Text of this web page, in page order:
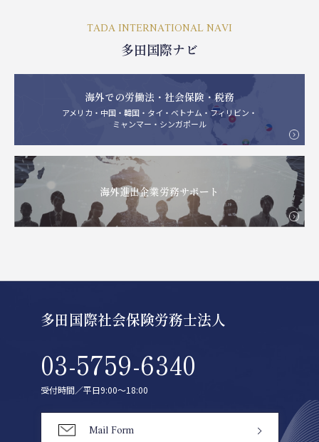
TADA INTERNATIONAL NAVI
多田国際ナビ
海外での労働法・社会保険・税務
アメリカ・中国・韓国・タイ・ベトナム・フィリビン・
ミャンマー・シンガポール
海外進出企業労務サポート
多田国際社会保険労務士法人
03-5759-6340
受付時間／平日9:00〜18:00
Mail Form